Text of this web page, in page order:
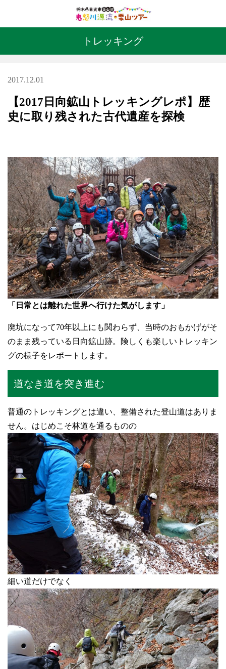
トレッキング
2017.12.01
【2017日向鉱山トレッキングレポ】歴
史に取り残された古代遺産を探検
「日常とは離れた世界へ行けた気がします」
廃坑になって70年以上にも関わらず、当時のおもかげがそ
のまま残っている日向鉱山跡。険しくも楽しいトレッキン
グの様子をレポートします。
道なき道を突き進む
普通のトレッキングとは違い、整備された登山道はありま
せん。はじめこそ林道を通るものの
細い道だけでなく